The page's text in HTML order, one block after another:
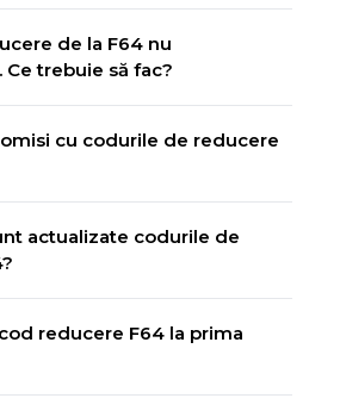
de la F64 nu
trebuie să fac?
cu codurile de reducere
actualizate codurile de
reducere F64 la prima